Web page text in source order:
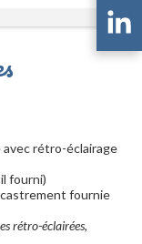
rétro-éclairage
fourni)
fournie
rétro-éclairées,